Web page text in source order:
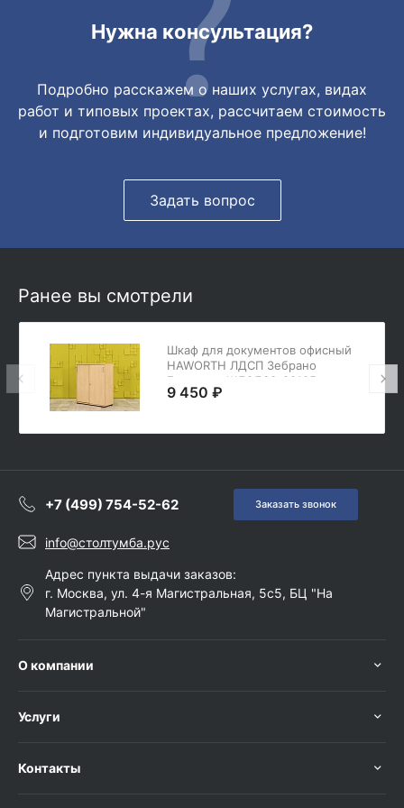
Нужна консультация?
Подробно расскажем о наших услугах, видах
работ и типовых проектах, рассчитаем стоимость
и подготовим индивидуальное предложение!
Задать вопрос
Ранее вы смотрели
Шкаф для документов офисный
HAWORTH ЛДСП Зебрано
Германия ШД2ДЗ3-29105
9 450 ₽
+7 (499) 754-52-62 Заказать звонок
info@столтумба.рус
Адрес пункта выдачи заказов:
г. Москва, ул. 4-я Магистральная, 5с5, БЦ "На
Магистральной"
О компании
Услуги
Контакты